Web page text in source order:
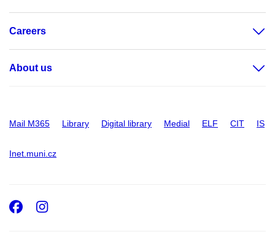
Careers
About us
Mail M365 Library Digital library Medial ELF CIT IS
Inet.muni.cz
Facebook
Instagram